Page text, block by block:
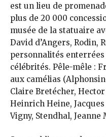
est un lieu de
plus de 20 000
musée de la statuaire
David d’Angers, Rodin,
personnalités enterrées
célébrités. Pêle-mêle :
aux camélias
Claire Bretécher,
Heinrich Heine,
Vigny, Stendhal, Jeanne